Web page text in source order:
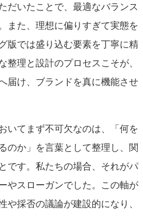
だいたことで、最適なバランス
また、理想に偏りすぎて実態を
版では盛り込む要素を丁寧に精
整理と設計のプロセスこそが、
届け、ブランドを真に機能させ
いてまず不可欠なのは、「何を
のか」を言葉として整理し、関
です。私たちの場合、それがパ
やスローガンでした。この軸が
や採否の議論が建設的になり、